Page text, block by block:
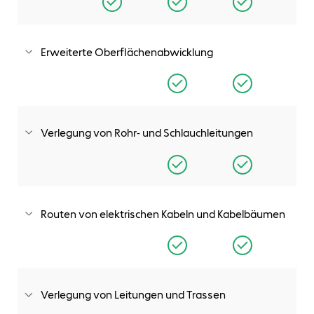
Importieren, Bearbeiten, Evaluieren und Erstellen von
Erweiterte Oberflächenabwicklung
Wickeln Sie komplexe, nicht-abwickelbare Oberflächen ab,
die typischerweise in Textilprodukten wie Kleidung oder in
Verlegung von Rohr- und Schlauchleitungen
Beschleunigen Sie die Konstruktion und Dokumentation
von Rohrleitungs- und Schlauchsystemen.
Routen von elektrischen Kabeln und Kabelbäumen
Beschleunigen Sie die Konstruktion elektrischer 3D-
Leitungen und die Erstellung von
Verlegung von Leitungen und Trassen